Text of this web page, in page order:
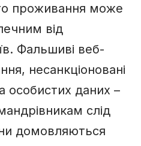
проживання може
від
Фальшиві веб-
несанкціоновані
особистих даних –
слід
домовляються